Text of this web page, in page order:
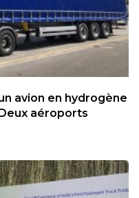
avion en hydrogène
aéroports